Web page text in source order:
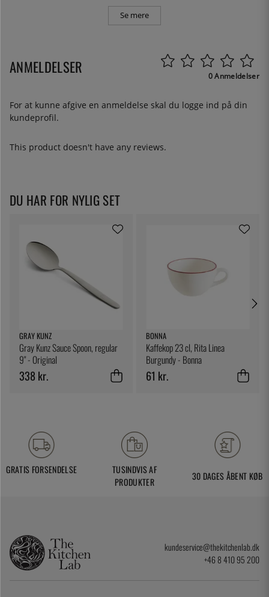
Se mere
ANMELDELSER 0 Anmeldelser
For at kunne afgive en anmeldelse skal du logge ind på din
kundeprofil.
This product doesn't have any reviews.
DU HAR FOR NYLIG SET
GRAY KUNZ
Gray Kunz Sauce Spoon, regular
9" - Original
338 kr.
BONNA
Kaffekop 23 cl, Rita Linea
Burgundy - Bonna
61 kr.
GRATIS FORSENDELSE
TUSINDVIS AF
PRODUKTER
30 DAGES ÅBENT KØB
kundeservice@thekitchenlab.dk
+46 8 410 95 200